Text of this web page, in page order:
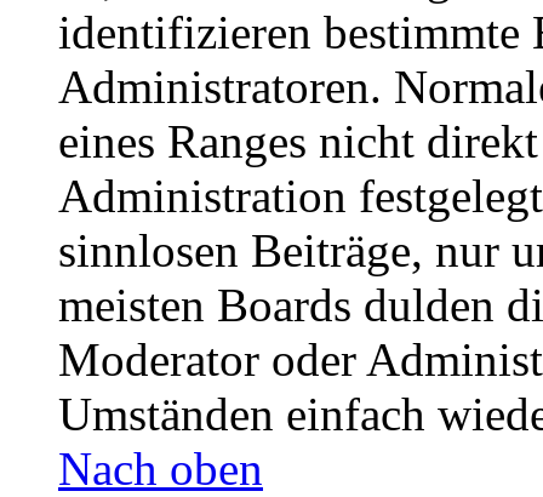
identifizieren bestimmte
Administratoren.
eines Ranges nicht
Administration
sinnlosen Beiträge, nur
meisten Boards dulden
Moderator oder
Umständen einfach
Nach oben